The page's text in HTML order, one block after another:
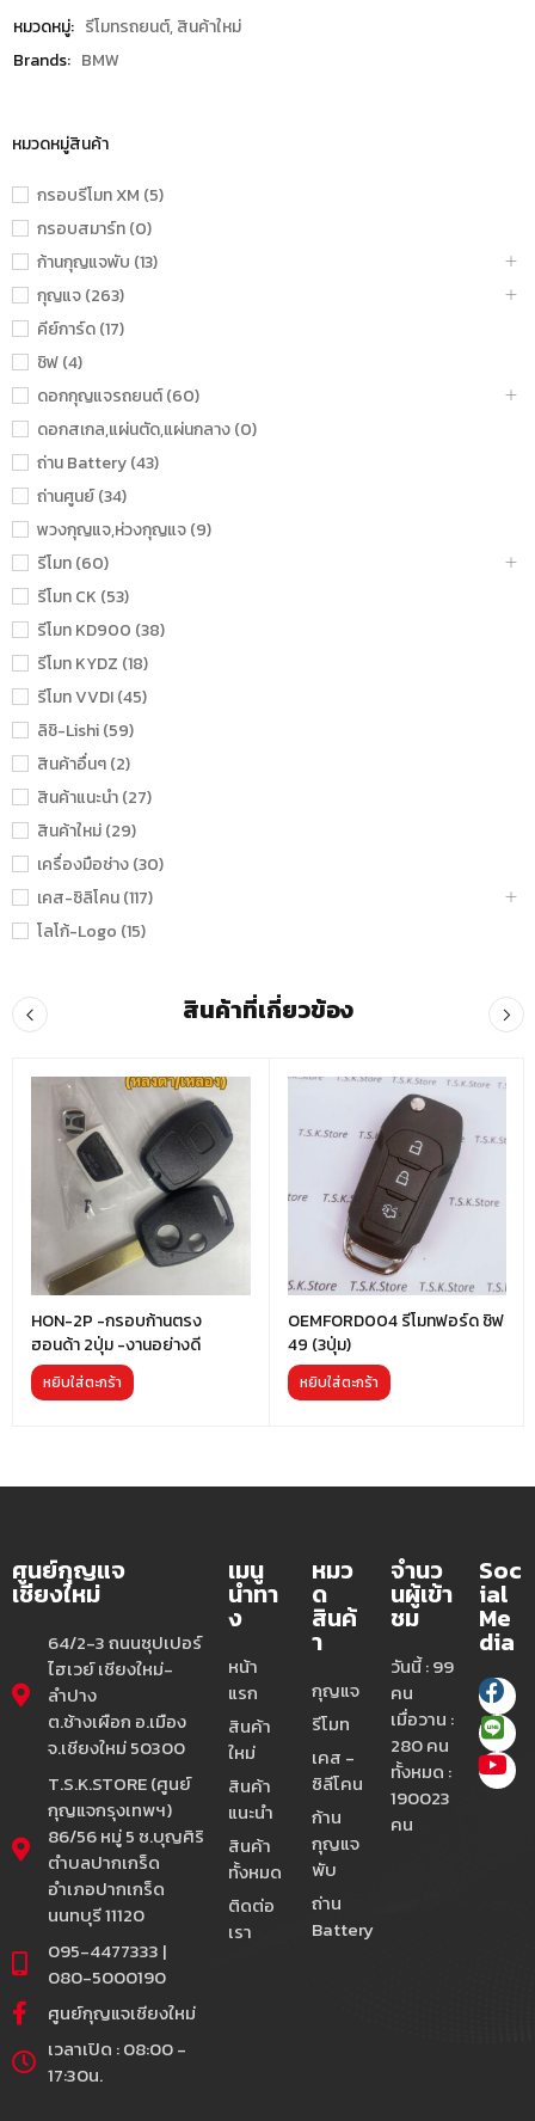
หมวดหมู่สินค้า
กรอบรีโมท XM (5)
กรอบสมาร์ท (0)
ก้านกุญแจพับ (13)
กุญแจ (263)
คีย์การ์ด (17)
ชิฟ (4)
ดอกกุญแจรถยนต์ (60)
ดอกสเกล,แผ่นตัด,แผ่นกลาง (0)
ถ่าน Battery (43)
ถ่านศูนย์ (34)
พวงกุญแจ,ห่วงกุญแจ (9)
รีโมท (60)
รีโมท CK (53)
รีโมท KD900 (38)
รีโมท KYDZ (18)
รีโมท VVDI (45)
ลิชิ-Lishi (59)
สินค้าอื่นๆ (2)
สินค้าแนะนำ (27)
สินค้าใหม่ (29)
เครื่องมือช่าง (30)
เคส-ซิลิโคน (117)
โลโก้-Logo (15)
หมวดหมู่: รีโมทรถยนต์,สินค้าใหม่
Brands: BMW
สินค้าที่เกี่ยวข้อง
HON-2P -กรอบก้านตรง
ฮอนด้า 2ปุ่ม -งานอย่างดี
หยิบใส่ตะกร้า
OEMFORD004 รีโมทฟอร์ด ชิฟ
49 (3ปุ่ม)
หยิบใส่ตะกร้า
ศูนย์กุญแจ
เชียงใหม่
64/2-3 ถนนซุปเปอร์
ไฮเวย์ เชียงใหม่-
ลำปาง
ต.ช้างเผือก อ.เมือง
จ.เชียงใหม่ 50300
T.S.K.STORE (ศูนย์
กุญแจกรุงเทพฯ)
86/56 หมู่ 5 ซ.บุญศิริ
ตำบลปากเกร็ด
อำเภอปากเกร็ด
นนทบุรี 11120
095-4477333 |
080-5000190
ศูนย์กุญแจเชียงใหม่
เวลาเปิด : 08:00 -
17:30น.
เมนู
นำทา
ง
หน้า
แรก
สินค้า
ใหม่
สินค้า
แนะนำ
สินค้า
ทั้งหมด
ติดต่อ
เรา
หมว
ด
สินค้
า
กุญแจ
รีโมท
เคส -
ซิลีโคน
ก้าน
กุญแจ
พับ
ถ่าน
Battery
จำนว
นผู้เข้า
ชม
วันนี้ : 99
คน
เมื่อวาน :
280 คน
ทั้งหมด :
190023
คน
Soc
ial
Me
dia